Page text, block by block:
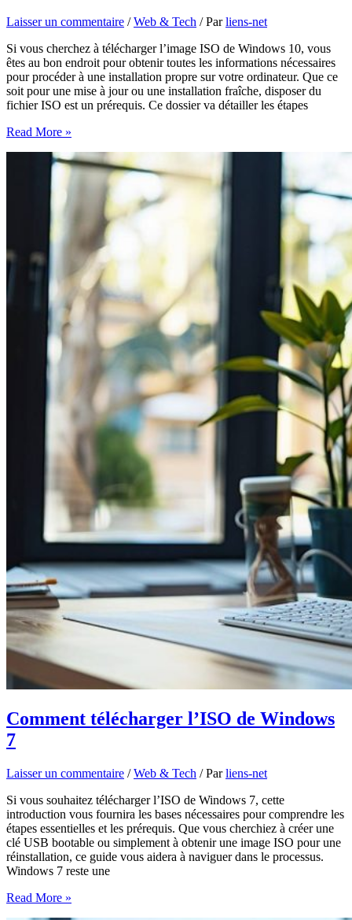
Laisser un commentaire /Web & Tech / Parliens-net
Si vous cherchez à télécharger l’image ISO de Windows 10, vous
êtes au bon endroit pour obtenir toutes les informations nécessaires
pour procéder à une installation propre sur votre ordinateur. Que ce
soit pour une mise à jour ou une installation fraîche, disposer du
fichier ISO est un prérequis. Ce dossier va détailler les étapes
Guide
télécharger
Windows
Read More »
Comment télécharger l’ISO de Windows
7
Laisser un commentaire /Web & Tech / Parliens-net
Si vous souhaitez télécharger l’ISO de Windows 7, cette
introduction vous fournira les bases nécessaires pour comprendre les
étapes essentielles et les prérequis. Que vous cherchiez à créer une
clé USB bootable ou simplement à obtenir une image ISO pour une
réinstallation, ce guide vous aidera à naviguer dans le processus.
Windows 7 reste une
Comment
Read More »